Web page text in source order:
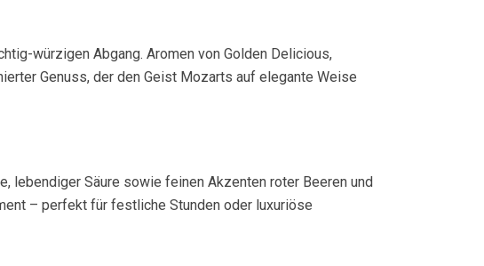
würzigen Abgang. Aromen von Golden Delicious,
Genuss, der den Geist Mozarts auf elegante Weise
lebendiger Säure sowie feinen Akzenten roter Beeren und
– perfekt für festliche Stunden oder luxuriöse